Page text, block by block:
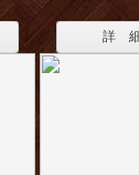
詳